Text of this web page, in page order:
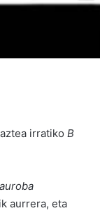
irratiko B
aurrera, eta